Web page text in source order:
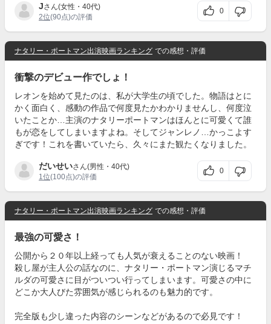
Jさん(女性・40代)
2位(90点)の評価
0
ナタリー・ポートマン出演映画ランキング での感想・評価
衝撃のデビュー作でしょ！
レオンを始めて見たのは、私が大学生の頃でした。物語はとに
かく面白く、感動の作品で何度見たかわかりませんし、何度泣
いたことか…主演のナタリーポートマンはほんとに可愛くて誰
もが恋をしてしまいますよね。そしてジャンレノ…かっこよす
ぎです！これを書いていたら、久々にまた観たくなりました。
だいせいさん(男性・40代)
1位(100点)の評価
0
ナタリー・ポートマン出演映画ランキング での感想・評価
最強の可愛さ！
公開から２０年以上経っても人気が衰えることのない映画！
殺し屋が主人公の話なのに、ナタリー・ポートマン演じるマチ
ルダの可愛さに目がついつい行ってしまいます。可愛さの中に
どこか大人びた雰囲気が感じられるのも魅力的です。
完全版も少し違った内容のシーンなどがあるので必見です！